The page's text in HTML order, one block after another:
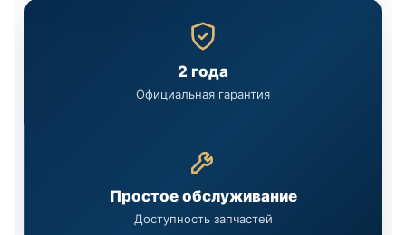
2 года
Официальная гарантия
Простое обслуживание
Доступность запчастей